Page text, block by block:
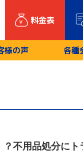
料金表
様の声 各種
不用品処分に